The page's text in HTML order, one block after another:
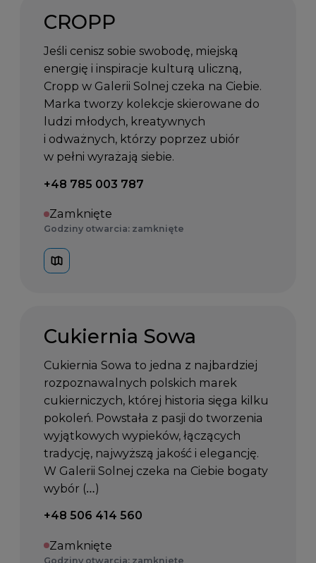
CROPP
Jeśli cenisz sobie swobodę, miejską
energię i inspiracje kulturą uliczną,
Cropp w Galerii Solnej czeka na Ciebie.
Marka tworzy kolekcje skierowane do
ludzi młodych, kreatywnych
i odważnych, którzy poprzez ubiór
w pełni wyrażają siebie.
Telefon kontaktowy:
+48 785 003 787
Zamknięte
Godziny otwarcia: zamknięte
Cukiernia Sowa
Cukiernia Sowa to jedna z najbardziej
rozpoznawalnych polskich marek
cukierniczych, której historia sięga kilku
pokoleń. Powstała z pasji do tworzenia
wyjątkowych wypieków, łączących
tradycję, najwyższą jakość i elegancję.
W Galerii Solnej czeka na Ciebie bogaty
wybór (…)
Telefon kontaktowy:
+48 506 414 560
Zamknięte
Godziny otwarcia: zamknięte